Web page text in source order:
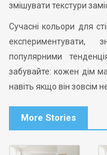
змішувати текстури
Сучасні кольори для
популярними
забувайте: кожен дім
навіть якщо він зовсім
More Stories